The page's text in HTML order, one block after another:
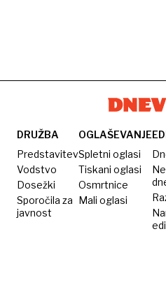
DRUŽBA
Predstavitev
Vodstvo
Dosežki
Sporočila za
javnost
OGLAŠEVANJE
Spletni oglasi
Tiskani oglasi
Osmrtnice
Mali oglasi